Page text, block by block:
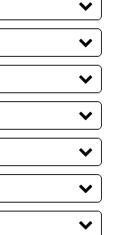
EUR
EUR